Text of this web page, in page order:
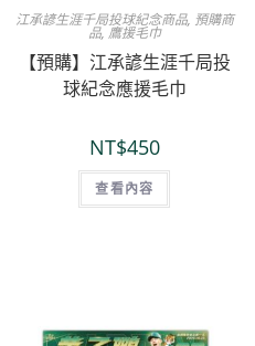
江承諺生涯千局投球紀念商品, 預購商
品, 鷹援毛巾
【預購】江承諺生涯千局投
球紀念應援毛巾
NT$450
查看內容